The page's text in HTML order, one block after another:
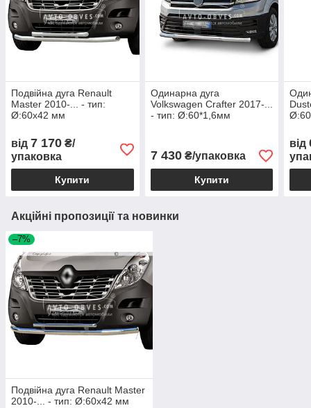
Подвійна дуга Renault
Master 2010-... - тип:
Ø:60х42 мм
від 7 170 ₴/
упаковка
Купити
Одинарна дуга
Volkswagen Crafter 2017-...
- тип: Ø:60*1,6мм
7 430₴/упаковка
Купити
від
Акційні пропозиції та новинки
–7%
Подвійна дуга Renault Master
2010-... - тип: Ø:60х42 мм